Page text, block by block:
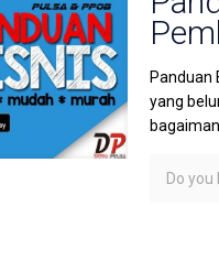
Panduan
yang
Do you